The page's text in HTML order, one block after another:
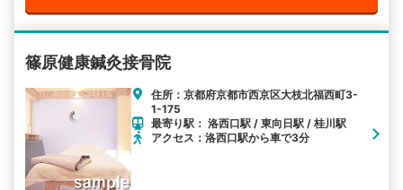
篠原健康鍼灸接骨院
住所：京都府京都市西京区大枝北福西町3-
1-175
最寄り駅： 洛西口駅 / 東向日駅 / 桂川駅
アクセス：洛西口駅から車で3分